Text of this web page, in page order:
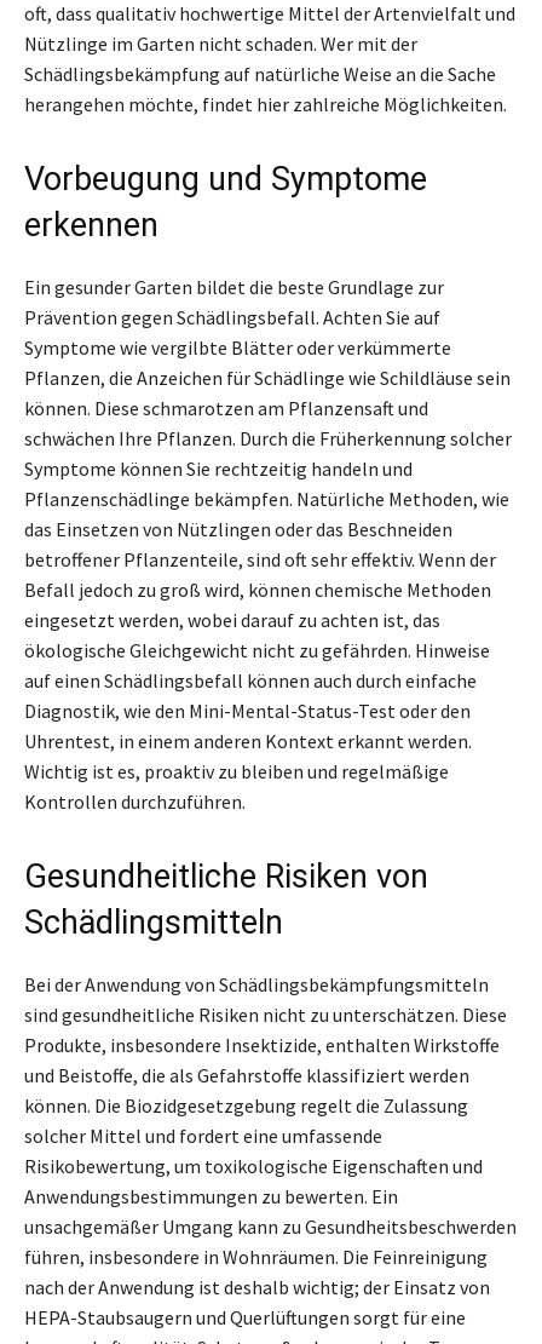
oft, dass qualitativ hochwertige Mittel der Artenvielfalt und
Nützlinge im Garten nicht schaden. Wer mit der
Schädlingsbekämpfung auf natürliche Weise an die Sache
herangehen möchte, findet hier zahlreiche Möglichkeiten.
Vorbeugung und Symptome
erkennen
Ein gesunder Garten bildet die beste Grundlage zur
Prävention gegen Schädlingsbefall. Achten Sie auf
Symptome wie vergilbte Blätter oder verkümmerte
Pflanzen, die Anzeichen für Schädlinge wie Schildläuse sein
können. Diese schmarotzen am Pflanzensaft und
schwächen Ihre Pflanzen. Durch die Früherkennung solcher
Symptome können Sie rechtzeitig handeln und
Pflanzenschädlinge bekämpfen. Natürliche Methoden, wie
das Einsetzen von Nützlingen oder das Beschneiden
betroffener Pflanzenteile, sind oft sehr effektiv. Wenn der
Befall jedoch zu groß wird, können chemische Methoden
eingesetzt werden, wobei darauf zu achten ist, das
ökologische Gleichgewicht nicht zu gefährden. Hinweise
auf einen Schädlingsbefall können auch durch einfache
Diagnostik, wie den Mini-Mental-Status-Test oder den
Uhrentest, in einem anderen Kontext erkannt werden.
Wichtig ist es, proaktiv zu bleiben und regelmäßige
Kontrollen durchzuführen.
Gesundheitliche Risiken von
Schädlingsmitteln
Bei der Anwendung von Schädlingsbekämpfungsmitteln
sind gesundheitliche Risiken nicht zu unterschätzen. Diese
Produkte, insbesondere Insektizide, enthalten Wirkstoffe
und Beistoffe, die als Gefahrstoffe klassifiziert werden
können. Die Biozidgesetzgebung regelt die Zulassung
solcher Mittel und fordert eine umfassende
Risikobewertung, um toxikologische Eigenschaften und
Anwendungsbestimmungen zu bewerten. Ein
unsachgemäßer Umgang kann zu Gesundheitsbeschwerden
führen, insbesondere in Wohnräumen. Die Feinreinigung
nach der Anwendung ist deshalb wichtig; der Einsatz von
HEPA-Staubsaugern und Querlüftungen sorgt für eine